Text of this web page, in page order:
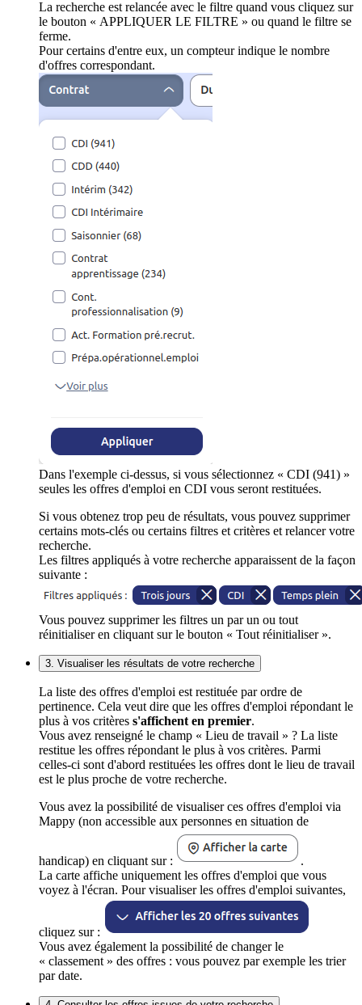
La recherche est relancée avec le filtre quand vous cliquez sur
le bouton « APPLIQUER LE FILTRE » ou quand le filtre se
ferme.
Pour certains d'entre eux, un compteur indique le nombre
d'offres correspondant.
Dans l'exemple ci-dessus, si vous sélectionnez « CDI (941) »
seules les offres d'emploi en CDI vous seront restituées.
Si vous obtenez trop peu de résultats, vous pouvez supprimer
certains mots-clés ou certains filtres et critères et relancer votre
recherche.
Les filtres appliqués à votre recherche apparaissent de la façon
suivante :
Vous pouvez supprimer les filtres un par un ou tout
réinitialiser en cliquant sur le bouton « Tout réinitialiser ».
3. Visualiser les résultats de votre recherche
La liste des offres d'emploi est restituée par ordre de
pertinence. Cela veut dire que les offres d'emploi répondant le
plus à vos critères s'affichent en premier.
Vous avez renseigné le champ « Lieu de travail » ? La liste
restitue les offres répondant le plus à vos critères. Parmi
celles-ci sont d'abord restituées les offres dont le lieu de travail
est le plus proche de votre recherche.
Vous avez la possibilité de visualiser ces offres d'emploi via
Mappy (non accessible aux personnes en situation de
handicap) en cliquant sur :
.
La carte affiche uniquement les offres d'emploi que vous
voyez à l'écran. Pour visualiser les offres d'emploi suivantes,
cliquez sur :
Vous avez également la possibilité de changer le
« classement » des offres : vous pouvez par exemple les trier
par date.